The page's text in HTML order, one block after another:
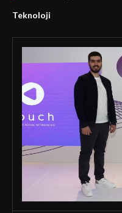
Teknoloji